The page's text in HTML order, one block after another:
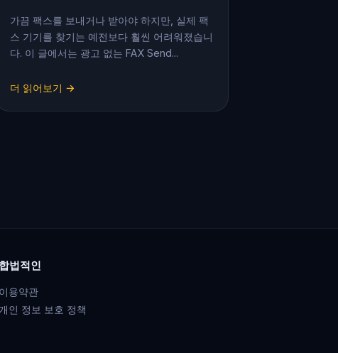
가끔 팩스를 보내거나 받아야 하지만, 실제 팩
스 기기를 찾기는 예전보다 훨씬 어려워졌습니
다. 이 글에서는 광고 없는 FAX Send...
더 읽어보기 →
합법적인
이용약관
개인 정보 보호 정책